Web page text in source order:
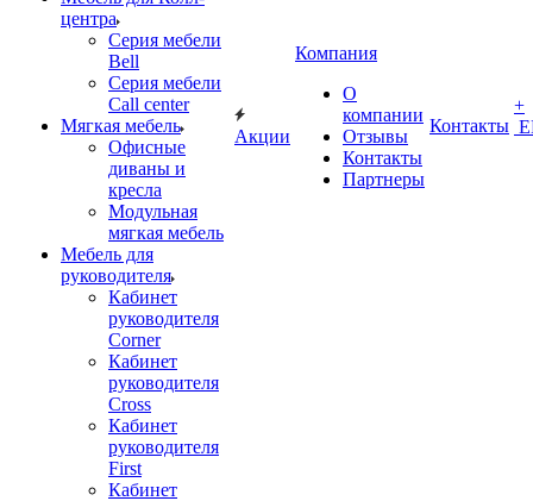
центра
Серия мебели
Bell
Серия мебели
Call center
Мягкая мебель
Офисные
диваны и
кресла
Модульная
мягкая мебель
Мебель для
руководителя
Кабинет
руководителя
Corner
Кабинет
руководителя
Cross
Кабинет
руководителя
First
Кабинет
Акции
Компания
О
компании
Отзывы
Контакты
Партнеры
Контакты
+